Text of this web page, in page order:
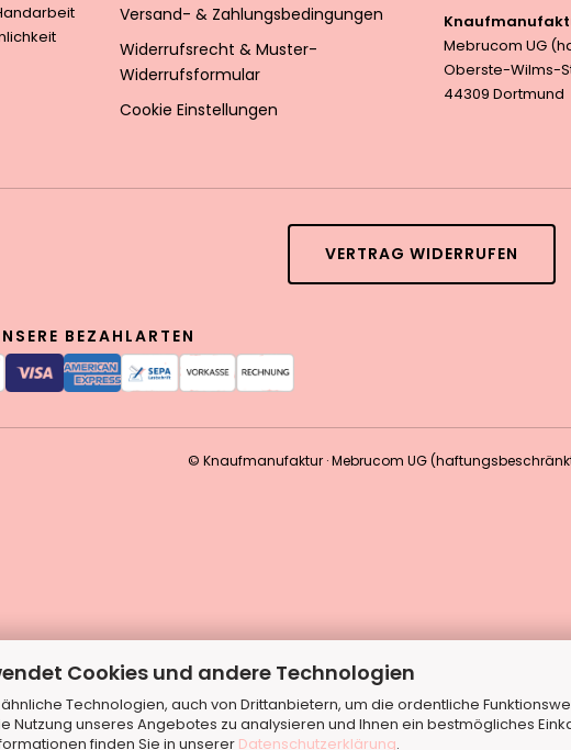
Cookies und andere Technologien
Technologien, auch von Drittanbietern, um die ordentliche
Nutzung unseres Angebotes zu analysieren und Ihnen ein bestmögliches
finden Sie in unserer Datenschutzerklärung.
Versand- & Zahlungsbedingungen
Widerrufsrecht & Muster-
Widerrufsformular
Cookie Einstellungen
Mebrucom UG
Oberste-Wilms-
44309 Dortmund
VERTRAG WIDERRUFEN
BEZAHLARTEN
© Knaufmanufaktur · Mebrucom UG